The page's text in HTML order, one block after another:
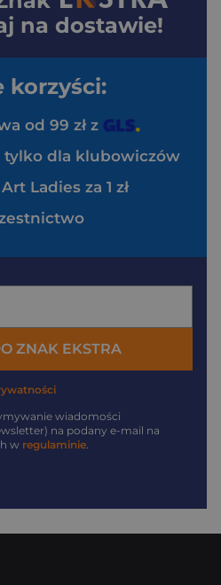
na dostawie!
korzyści:
od 99 zł z
tylko dla klubowiczów
Ladies za 1 zł
ZNAK EKSTRA
wiadomości
na podany e-mail na
w regulaminie